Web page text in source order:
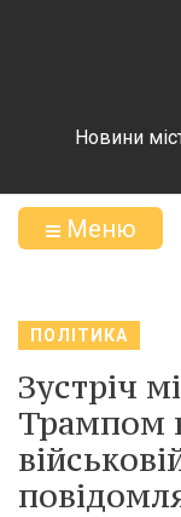
Новини
Меню
ПОЛІТИКА
Зустріч
Трампом